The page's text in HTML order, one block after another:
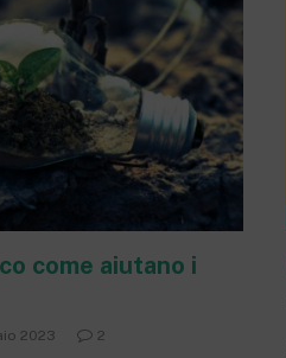
come aiutano i
2023 2